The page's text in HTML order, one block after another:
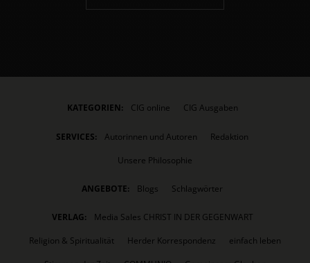
KATEGORIEN: CIG online CIG Ausgaben
SERVICES: Autorinnen und Autoren
Redaktion
Unsere Philosophie
ANGEBOTE: Blogs Schlagwörter
VERLAG:
Media Sales CHRIST IN DER GEGENWART
Religion & Spiritualität
Herder Korrespondenz
einfach leben